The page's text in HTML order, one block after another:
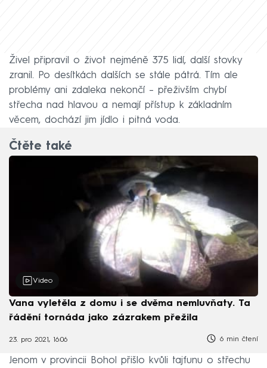
Živel připravil o život nejméně 375 lidí, další stovky
zranil. Po desítkách dalších se stále pátrá. Tím ale
problémy ani zdaleka nekončí – přeživším chybí
střecha nad hlavou a nemají přístup k základním
věcem, dochází jim jídlo i pitná voda.
Čtěte také
Video
Vana vyletěla z domu i se dvěma nemluvňaty. Ta
řádění tornáda jako zázrakem přežila
23. pro 2021, 16:06 6 min čtení
Jenom v provincii Bohol přišlo kvůli tajfunu o střechu